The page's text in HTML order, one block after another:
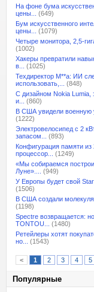
На фоне бума
цены...
(649)
Бум искусственного
цены...
(1079)
Четыре монитора, 2,5-
(1002)
Хакеры превратили
в...
(1025)
Техдиректор M**a: ИИ
использовать,...
(848)
С дизайном Nokia
и...
(860)
В США увидели военную
(1222)
Электровелосипед с 2
запасом...
(893)
Конфигурация памяти из
процессор...
(1249)
«Мы собираемся
Луне»....
(949)
У Европы будет свой
(1506)
В США создали
(1198)
Spectre возвращается:
TONTOU...
(1480)
Ретейлеры хотят
но...
(1543)
< 1 2 3 4 5
Популярные